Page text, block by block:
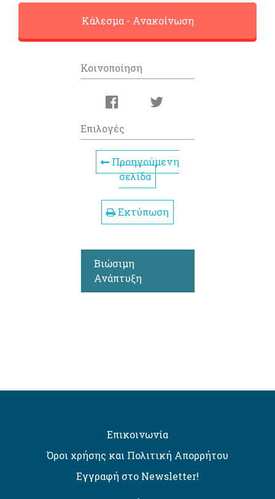
Κάλεσμα - Ανακοίνωση
Κοινοποίηση
Επιλογές
Προηγούμενη
σελίδα
Εκτύπωση
Βιώσιμη
Ανάπτυξη
Επικοινωνία
Όροι χρήσης και Πολιτική Απορρήτου
Εγγραφή στο Newsletter!